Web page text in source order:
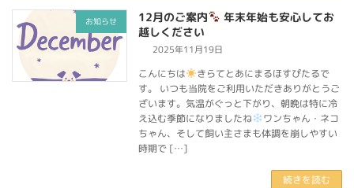
お知らせ 12月のご案内
年末年始も安心してお
越しください
2025年11月19日
こんにちは
きらてとあにまるほすぴたるで
す。 いつも当院をご利用いただきありがとうご
ざいます。気温がぐっと下がり、朝晩は特に冷
え込む季節になりましたね
ワンちゃん・ネコ
ちゃん、そして飼い主さまも体調を崩しやすい
時期で […]
続きを読む